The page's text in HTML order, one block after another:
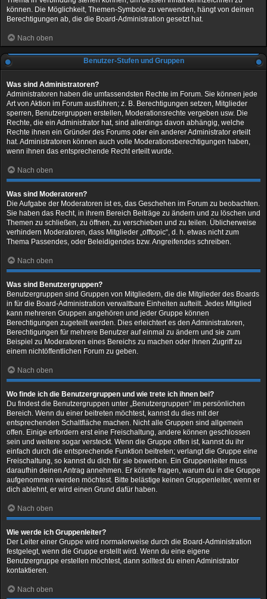
können. Die Möglichkeit, Themen-Symbole zu verwenden, hängt von deinen
Berechtigungen ab, die die Board-Administration gesetzt hat.
Nach oben
Benutzer-Stufen und Gruppen
Was sind Administratoren?
Administratoren haben die umfassendsten Rechte im Forum. Sie können jede
Art von Aktion im Forum ausführen; z. B. Berechtigungen setzen, Mitglieder
sperren, Benutzergruppen erstellen, Moderationsrechte vergeben usw. Die
Rechte, die ein Administrator hat, sind allerdings davon abhängig, welche
Rechte ihnen ein Gründer des Forums oder ein anderer Administrator erteilt
hat. Administratoren können auch volle Moderationsberechtigungen haben,
wenn ihnen das entsprechende Recht erteilt wurde.
Nach oben
Was sind Moderatoren?
Die Aufgabe der Moderatoren ist es, das Geschehen im Forum zu beobachten.
Sie haben das Recht, in ihrem Bereich Beiträge zu ändern und zu löschen und
Themen zu schließen, zu öffnen, zu verschieben und zu teilen. Üblicherweise
verhindern Moderatoren, dass Mitglieder „offtopic“, d. h. etwas nicht zum
Thema Passendes, oder Beleidigendes bzw. Angreifendes schreiben.
Nach oben
Was sind Benutzergruppen?
Benutzergruppen sind Gruppen von Mitgliedern, die die Mitglieder des Boards
in für die Board-Administration verwaltbare Einheiten aufteilt. Jedes Mitglied
kann mehreren Gruppen angehören und jeder Gruppe können
Berechtigungen zugeteilt werden. Dies erleichtert es den Administratoren,
Berechtigungen für mehrere Benutzer auf einmal zu ändern und sie zum
Beispiel zu Moderatoren eines Bereichs zu machen oder ihnen Zugriff zu
einem nichtöffentlichen Forum zu geben.
Nach oben
Wo finde ich die Benutzergruppen und wie trete ich ihnen bei?
Du findest die Benutzergruppen unter „Benutzergruppen“ im persönlichen
Bereich. Wenn du einer beitreten möchtest, kannst du dies mit der
entsprechenden Schaltfläche machen. Nicht alle Gruppen sind allgemein
offen. Einige erfordern erst eine Freischaltung, andere können geschlossen
sein und weitere sogar versteckt. Wenn die Gruppe offen ist, kannst du ihr
einfach durch die entsprechende Funktion beitreten; verlangt die Gruppe eine
Freischaltung, so kannst du dich für sie bewerben. Ein Gruppenleiter muss
daraufhin deinen Antrag annehmen. Er könnte fragen, warum du in die Gruppe
aufgenommen werden möchtest. Bitte belästige keinen Gruppenleiter, wenn er
dich ablehnt, er wird einen Grund dafür haben.
Nach oben
Wie werde ich Gruppenleiter?
Der Leiter einer Gruppe wird normalerweise durch die Board-Administration
festgelegt, wenn die Gruppe erstellt wird. Wenn du eine eigene
Benutzergruppe erstellen möchtest, dann solltest du einen Administrator
kontaktieren.
Nach oben